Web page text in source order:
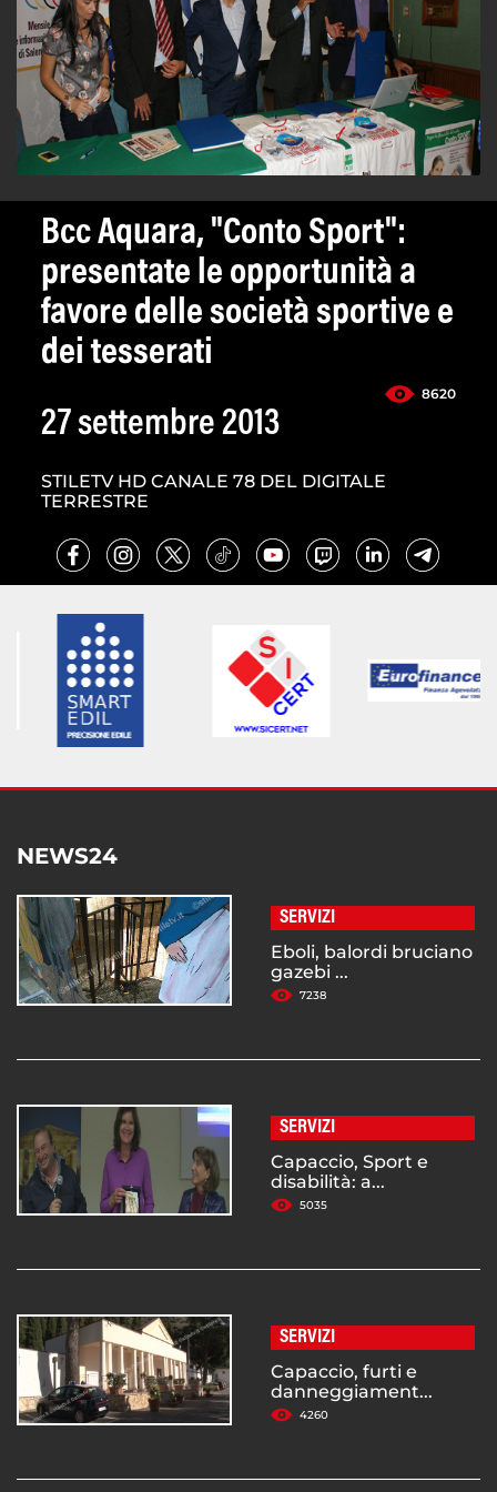
Bcc Aquara, "Conto Sport":
presentate le opportunità a
favore delle società sportive e
dei tesserati
8620
27 settembre 2013
STILETV HD CANALE 78 DEL DIGITALE
TERRESTRE
NEWS24
SERVIZI
Eboli, balordi bruciano
gazebi ...
7238
SERVIZI
Capaccio, Sport e
disabilità: a...
5035
SERVIZI
Capaccio, furti e
danneggiament...
4260